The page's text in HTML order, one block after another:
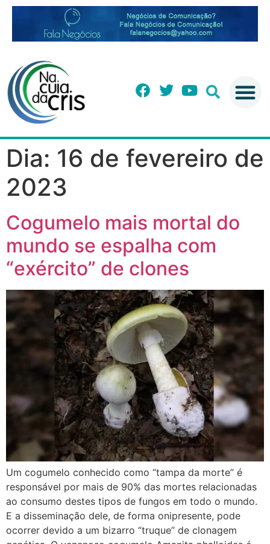
Dia: 16 de fevereiro de
2023
Cogumelo mais mortal do
mundo se espalha com
“exército” de clones
Um cogumelo conhecido como “tampa da morte” é
responsável por mais de 90% das mortes relacionadas
ao consumo destes tipos de fungos em todo o mundo.
E a disseminação dele, de forma onipresente, pode
ocorrer devido a um bizarro “truque” de clonagem